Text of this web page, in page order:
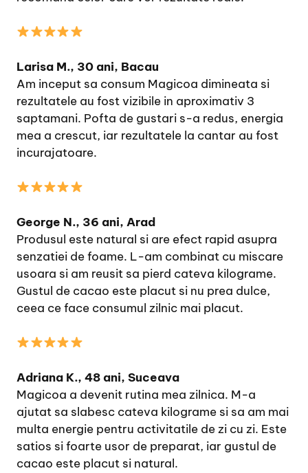
Larisa M., 30 ani, Bacau
Am inceput sa consum Magicoa dimineata si
rezultatele au fost vizibile in aproximativ 3
saptamani. Pofta de gustari s-a redus, energia
mea a crescut, iar rezultatele la cantar au fost
incurajatoare.
George N., 36 ani, Arad
Produsul este natural si are efect rapid asupra
senzatiei de foame. L-am combinat cu miscare
usoara si am reusit sa pierd cateva kilograme.
Gustul de cacao este placut si nu prea dulce,
ceea ce face consumul zilnic mai placut.
Adriana K., 48 ani, Suceava
Magicoa a devenit rutina mea zilnica. M-a
ajutat sa slabesc cateva kilograme si sa am mai
multa energie pentru activitatile de zi cu zi. Este
satios si foarte usor de preparat, iar gustul de
cacao este placut si natural.